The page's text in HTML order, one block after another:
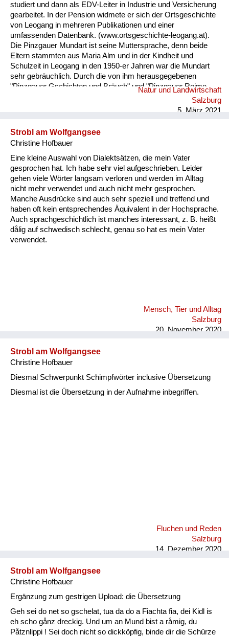
studiert und dann als EDV-Leiter in Industrie und Versicherung
gearbeitet. In der Pension widmete er sich der Ortsgeschichte
von Leogang in mehreren Publikationen und einer
umfassenden Datenbank. (www.ortsgeschichte-leogang.at).
Die Pinzgauer Mundart ist seine Muttersprache, denn beide
Eltern stammten aus Maria Alm und in der Kindheit und
Schulzeit in Leogang in den 1950-er Jahren war die Mundart
sehr gebräuchlich. Durch die von ihm herausgegebenen
"Pinzgauer Gschichten und Bräuch" und "Pinzgauer Reime,
Sprüche und Kuchltips" der Maria Almer Mundartdichterin
Gretl Widauer (1999) wurde sein Interesse an dieser Sprache
erarbeitet. ...
Natur und Landwirtschaft
Salzburg
5. März 2021
Strobl am Wolfgangsee
Christine Hofbauer
Eine kleine Auswahl von Dialektsätzen, die mein Vater
gesprochen hat. Ich habe sehr viel aufgeschrieben. Leider
gehen viele Wörter langsam verloren und werden im Alltag
nicht mehr verwendet und auch nicht mehr gesprochen.
Manche Ausdrücke sind auch sehr speziell und treffend und
haben oft kein entsprechendes Äquivalent in der Hochsprache.
Auch sprachgeschichtlich ist manches interessant, z. B. heißt
dålig auf schwedisch schlecht, genau so hat es mein Vater
verwendet.
Mensch, Tier und Alltag
Salzburg
20. November 2020
Strobl am Wolfgangsee
Christine Hofbauer
Diesmal Schwerpunkt Schimpfwörter inclusive Übersetzung
Diesmal ist die Übersetzung in der Aufnahme inbegriffen.
Fluchen und Reden
Salzburg
14. Dezember 2020
Strobl am Wolfgangsee
Christine Hofbauer
Ergänzung zum gestrigen Upload: die Übersetzung
Geh sei do net so gschelat, tua da do a Fiachta fia, dei Kidl is
eh scho gånz dreckig. Und um an Mund bist a råmig, du
Påtznlippi ! Sei doch nicht so dickköpfig, binde dir die Schürze